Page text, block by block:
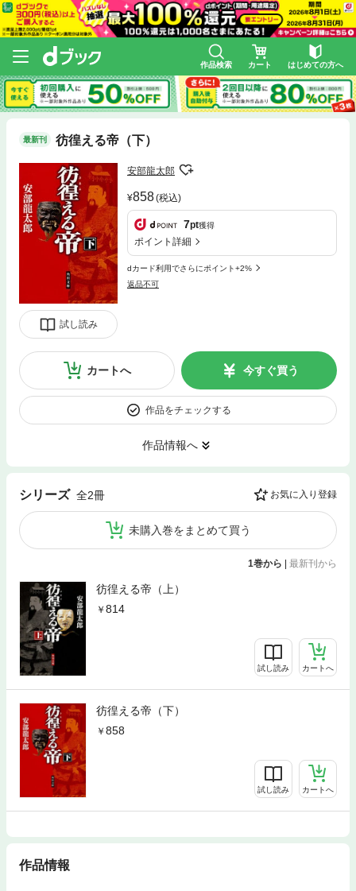
作品検索 カート はじめての方へ
最新刊 彷徨える帝（下）
試し読み
安部龍太郎
858(税込)
7pt獲得
ポイント詳細
dカード利用でさらにポイント+2%
返品不可
カートへ 今すぐ買う
作品をチェックする
作品情報へ
シリーズ 全2冊 お気に入り登録
未購入巻をまとめて買う
1巻から | 最新刊から
彷徨える帝（上）
814
試し読み カートへ
彷徨える帝（下）
858
試し読み カートへ
作品情報